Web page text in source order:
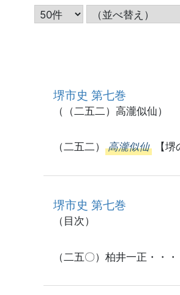
堺市史 第七巻
（（二五二）高瀧似仙）
（二五二） 高瀧似仙 【
堺市史 第七巻
（目次）
（二五〇）柏井一正・・